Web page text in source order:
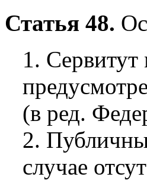
Статья 48.
1.
(в ред.
2.
случае